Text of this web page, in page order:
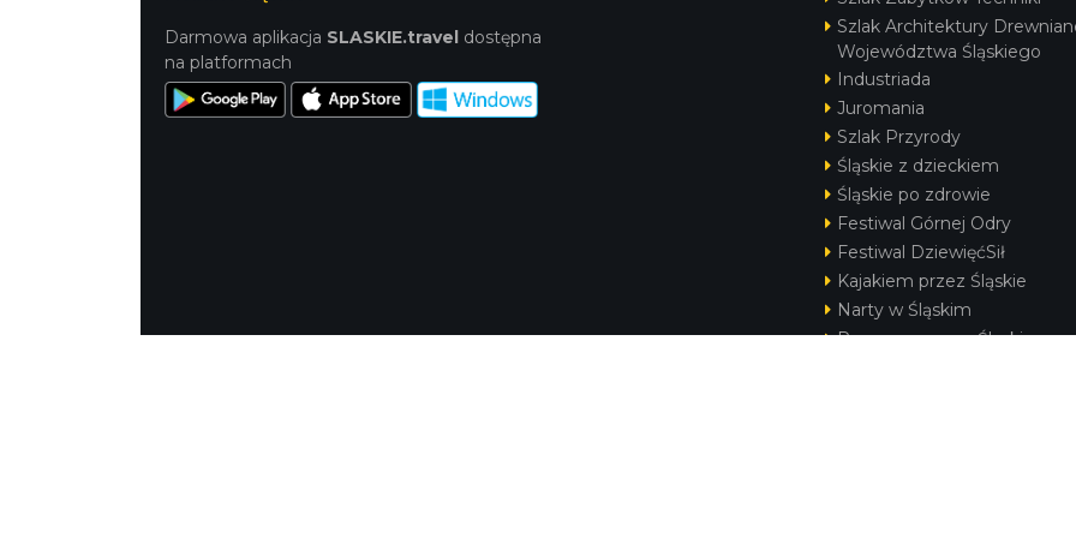
Darmowa aplikacja SLASKIE.travel dostępna
na platformach
Szlak Architektury
Województwa Śląskiego
Industriada
Juromania
Szlak Przyrody
Śląskie z dzieckiem
Śląskie po zdrowie
Festiwal Górnej Odry
Festiwal DziewięćSił
Kajakiem przez Śląskie
Narty w Śląskim
Rowerem przez Śląskie